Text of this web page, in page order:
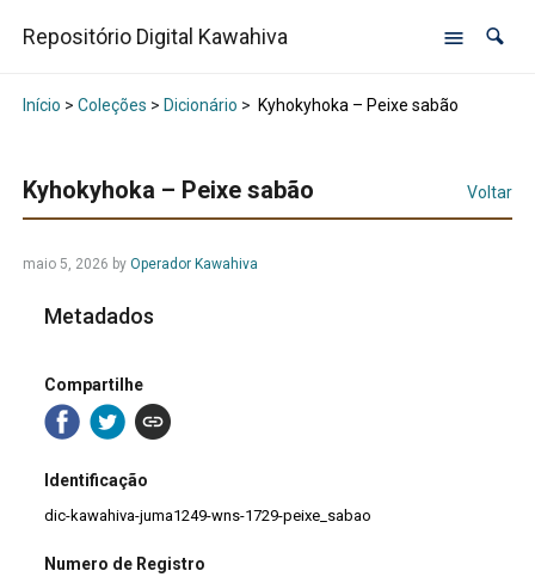
Repositório Digital Kawahiva
Início > Coleções > Dicionário > Kyhokyhoka – Peixe sabão
Kyhokyhoka – Peixe sabão Voltar
maio 5, 2026 by Operador Kawahiva
Metadados
Compartilhe
Identificação
dic-kawahiva-juma1249-wns-1729-peixe_sabao
Numero de Registro